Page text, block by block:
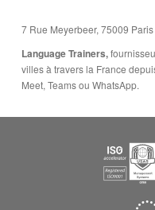
7 Rue Meyerbeer, 75009
Language Trainers,
villes à travers la France
Meet, Teams ou WhatsApp.